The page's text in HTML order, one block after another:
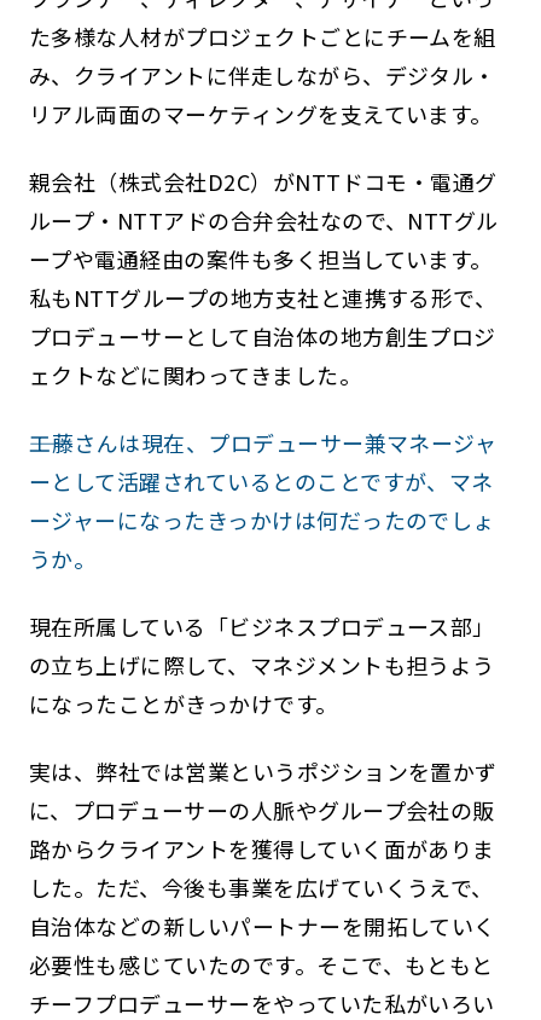
た多様な人材がプロジェクトごとにチームを組
み、クライアントに伴走しながら、デジタル・
リアル両面のマーケティングを支えています。
親会社（株式会社D2C）がNTTドコモ・電通グ
ループ・NTTアドの合弁会社なので、NTTグル
ープや電通経由の案件も多く担当しています。
私もNTTグループの地方支社と連携する形で、
プロデューサーとして自治体の地方創生プロジ
ェクトなどに関わってきました。
――工藤さんは現在、プロデューサー兼マネージャ
ーとして活躍されているとのことですが、マネ
ージャーになったきっかけは何だったのでしょ
うか。
現在所属している「ビジネスプロデュース部」
の立ち上げに際して、マネジメントも担うよう
になったことがきっかけです。
実は、弊社では営業というポジションを置かず
に、プロデューサーの人脈やグループ会社の販
路からクライアントを獲得していく面がありま
した。ただ、今後も事業を広げていくうえで、
自治体などの新しいパートナーを開拓していく
必要性も感じていたのです。そこで、もともと
チーフプロデューサーをやっていた私がいろい